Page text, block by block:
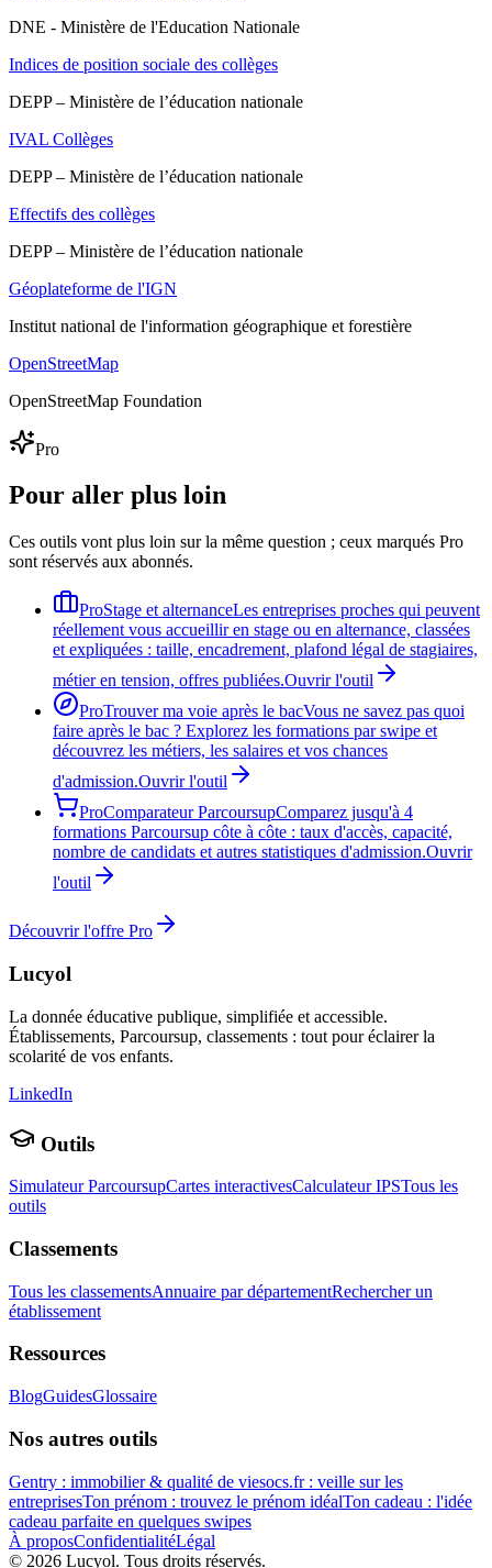
DNE - Ministère de l'Education Nationale
Indices de position sociale des collèges
DEPP – Ministère de l’éducation nationale
IVAL Collèges
DEPP – Ministère de l’éducation nationale
Effectifs des collèges
DEPP – Ministère de l’éducation nationale
Géoplateforme de l'IGN
Institut national de l'information géographique et forestière
OpenStreetMap
OpenStreetMap Foundation
Pro
Pour aller plus loin
Ces outils vont plus loin sur la même question ; ceux marqués Pro
sont réservés aux abonnés.
ProStage et alternanceLes entreprises proches qui peuvent
réellement vous accueillir en stage ou en alternance, classées
et expliquées : taille, encadrement, plafond légal de stagiaires,
métier en tension, offres publiées.Ouvrir l'outil
ProTrouver ma voie après le bacVous ne savez pas quoi
faire après le bac ? Explorez les formations par swipe et
découvrez les métiers, les salaires et vos chances
d'admission.Ouvrir l'outil
ProComparateur ParcoursupComparez jusqu'à 4
formations Parcoursup côte à côte : taux d'accès, capacité,
nombre de candidats et autres statistiques d'admission.Ouvrir
l'outil
Découvrir l'offre Pro
Lucyol
La donnée éducative publique, simplifiée et accessible.
Établissements, Parcoursup, classements : tout pour éclairer la
scolarité de vos enfants.
LinkedIn
Outils
Simulateur ParcoursupCartes interactivesCalculateur IPSTous les
outils
Classements
Tous les classementsAnnuaire par départementRechercher un
établissement
Ressources
BlogGuidesGlossaire
Nos autres outils
Gentry : immobilier & qualité de viesocs.fr : veille sur les
entreprisesTon prénom : trouvez le prénom idéalTon cadeau : l'idée
cadeau parfaite en quelques swipes
À proposConfidentialitéLégal
© 2026 Lucyol. Tous droits réservés.